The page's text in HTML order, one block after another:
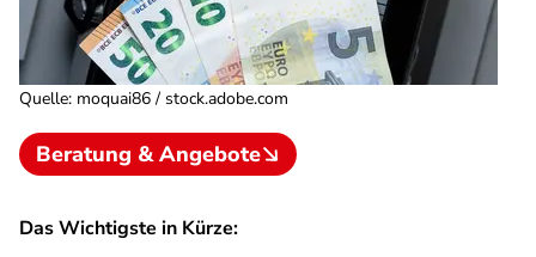
Quelle: moquai86 / stock.adobe.com
Beratung & Angebote
Das Wichtigste in Kürze: